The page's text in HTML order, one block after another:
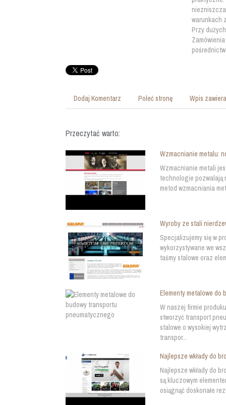
warunkach
Przy
Dodaj Komentarz Poleć stronę Wpis
Przeczytać warto:
Wzmacnianie metalu:
Wzmacnianie metali
technologie pozwalają
metod wzmacniania
Wyroby ze stali
Specjalizujemy się w
wykorzystywane we
taśmy stalowe oraz
Elementy metalowe do
W naszej firmie
stworzyć transport
stalowe o wysokiej
transpor...
Najlepsze wkłady do
Najlepsze wkłady do
są kluczowym
osiągnąć doskonałe